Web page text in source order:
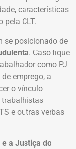
características
pela CLT.
se posicionado de
. Caso fique
como PJ
emprego, a
o vínculo
trabalhistas
e outras verbas
a Justiça do